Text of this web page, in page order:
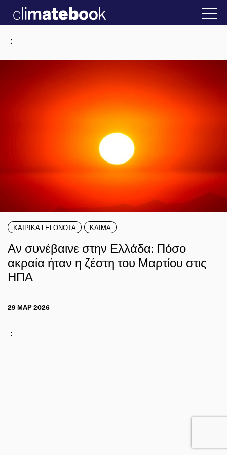
Ελλάδα 22 ΙΑΝ 2026 2025 Η άβολη
:
ΚΑΙΡΙΚΑ ΓΕΓΟΝΟΤΑ ΚΛΙΜΑ
Αν συνέβαινε στην Ελλάδα: Πόσο
ακραία ήταν η ζέστη του Μαρτίου στις
ΗΠΑ
29 ΜΑΡ 2026
: